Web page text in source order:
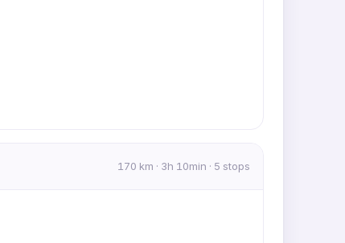
170 km · 3h 10min · 5 stops